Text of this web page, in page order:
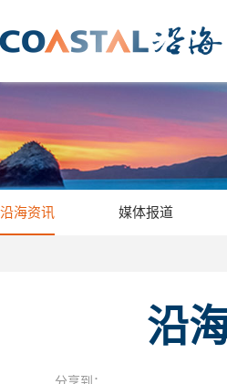
沿海资讯 媒体报道
沿